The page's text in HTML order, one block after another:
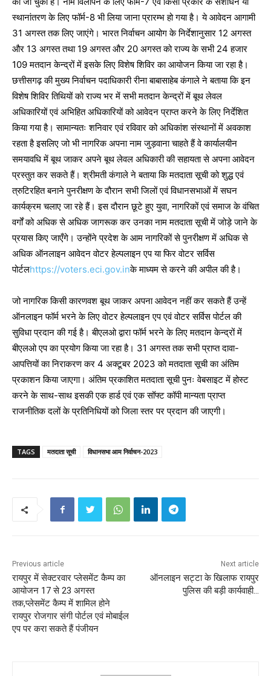
स्थानांतरण के लिए फॉर्म-8 भी लिया जाना प्रारम्भ हो गया है। ये आवेदन आगामी
31 अगस्त तक लिए जाएंगे। भारत निर्वाचन आयोग के निर्देशानुसार 12 अगस्त
और 13 अगस्त तथा 19 अगस्त और 20 अगस्त को राज्य के सभी 24 हजार
109 मतदान केन्द्रों में इसके लिए विशेष शिविर का आयोजन किया जा रहा है।
छत्तीसगढ़ की मुख्य निर्वाचन पदाधिकारी रीना बाबासाहेब कंगाले ने बताया कि इन
विशेष शिविर तिथियों को राज्य भर में सभी मतदान केन्द्रों में बूथ लेवल
अधिकारियों एवं अभिहित अधिकारियों को आवेदन प्राप्त करने के लिए निर्देशित
किया गया है। सामान्यतः शनिवार एवं रविवार को अधिकांश संस्थानों में अवकाश
रहता है इसलिए जो भी नागरिक अपना नाम जुड़वाना चाहते हैं वे कार्यालयीन
समयावधि में बूथ जाकर अपने बूथ लेवल अधिकारी की सहायता से अपना आवेदन
प्रस्तुत कर सकते हैं। श्रीमती कंगाले ने बताया कि मतदाता सूची को शुद्ध एवं
त्रुटिरहित बनाने पुनरीक्षण के दौरान सभी जिलों एवं विधानसभाओं में सघन
कार्यक्रम चलाए जा रहे हैं। इस दौरान छूटे हुए युवा, नागरिकों एवं समाज के वंचित
वर्गों को अधिक से अधिक जागरूक कर उनका नाम मतदाता सूची में जोड़े जाने के
प्रयास किए जाएँगे। उन्होंने प्रदेश के आम नागरिकों से पुनरीक्षण में अधिक से
अधिक ऑनलाइन आवेदन वोटर हेल्पलाइन एप या फिर वोटर सर्विस
पोर्टलhttps://voters.eci.gov.inके माध्यम से करने की अपील की है।
जो नागरिक किसी कारणवश बूथ जाकर अपना आवेदन नहीं कर सकते हैं उन्हें
ऑनलाइन फॉर्म भरने के लिए वोटर हेल्पलाइन एप एवं वोटर सर्विस पोर्टल की
सुविधा प्रदान की गई है। बीएलओ द्वारा फॉर्म भरने के लिए मतदान केन्द्रों में
बीएलओ एप का प्रयोग किया जा रहा है। 31 अगस्त तक सभी प्राप्त दावा-
आपत्तियों का निराकरण कर 4 अक्टूबर 2023 को मतदाता सूची का अंतिम
प्रकाशन किया जाएगा। अंतिम प्रकाशित मतदाता सूची पुनः वेबसाइट में होस्ट
करने के साथ-साथ इसकी एक हार्ड एवं एक सॉफ्ट कॉपी मान्यता प्राप्त
राजनीतिक दलों के प्रतिनिधियों को जिला स्तर पर प्रदान की जाएगी।
TAGS मतदाता सूची विधानसभा आम निर्वाचन-2023
Previous article
रायपुर में सेक्टरवार प्लेसमेंट कैम्प का
आयोजन 17 से 23 अगस्त
तक,प्लेसमेंट कैम्प में शामिल होने
रायपुर रोजगार संगी पोर्टल एवं मोबाईल
एप पर करा सकते हैं पंजीयन
Next article
ऑनलाइन सट्टा के खिलाफ रायपुर
पुलिस की बड़ी कार्यवाही…